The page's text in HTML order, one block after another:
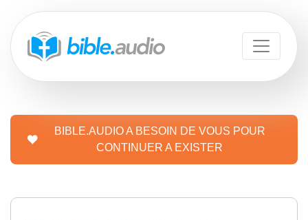
BIBLE.AUDIO A BESOIN DE VOUS POUR
CONTINUER A EXISTER